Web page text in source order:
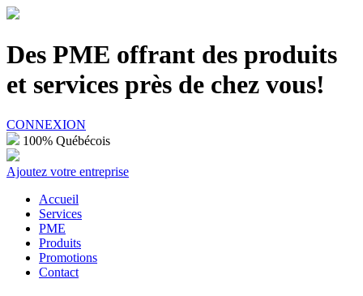
Des PME offrant des produits
et services près de chez vous!
CONNEXION
100% Québécois
Ajoutez votre entreprise
Accueil
Services
PME
Produits
Promotions
Contact